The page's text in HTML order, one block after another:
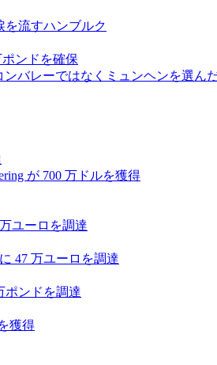
を流すハンブルク
ンドを確保
ンバレーではなくミュンヘンを選ん
が 700 万ドルを獲得
ユーロを調達
47 万ユーロを調達
ポンドを調達
獲得